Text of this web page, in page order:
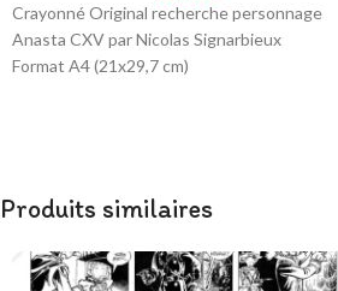
Crayonné Original recherche personnage
Anasta CXV par Nicolas Signarbieux
Format A4 (21x29,7 cm)
Produits similaires